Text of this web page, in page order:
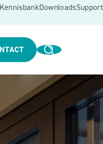
KennisbankDownloadsSupport